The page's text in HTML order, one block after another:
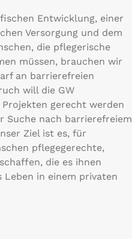
Entwicklung, einer
Versorgung und dem
die pflegerische
müssen, brauchen wir
an barrierefreien
will die GW
gerecht werden
Suche nach barrierefreiem
Ziel ist es, für
pflegegerechte,
die es ihnen
in einem privaten